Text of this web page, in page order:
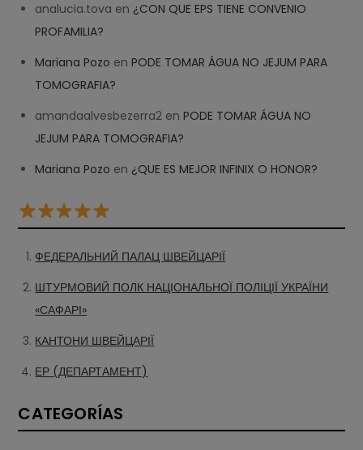
analucia.tova en ¿CON QUE EPS TIENE CONVENIO
PROFAMILIA?
Mariana Pozo enPODE TOMAR ÁGUA NO JEJUM PARA
TOMOGRAFIA?
amandaalvesbezerra2 enPODE TOMAR ÁGUA NO
JEJUM PARA TOMOGRAFIA?
Mariana Pozo en ¿QUE ES MEJOR INFINIX O HONOR?
ФЕДЕРАЛЬНИЙ ПАЛАЦ ШВЕЙЦАРІЇ
ШТУРМОВИЙ ПОЛК НАЦІОНАЛЬНОЇ ПОЛІЦІЇ УКРАЇНИ
«САФАРІ»
КАНТОНИ ШВЕЙЦАРІЇ
ЕР (ДЕПАРТАМЕНТ)
CATEGORÍAS